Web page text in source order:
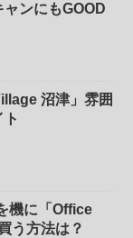
ンにもGOOD
沼津」雰囲
機に「Office
う方法は？